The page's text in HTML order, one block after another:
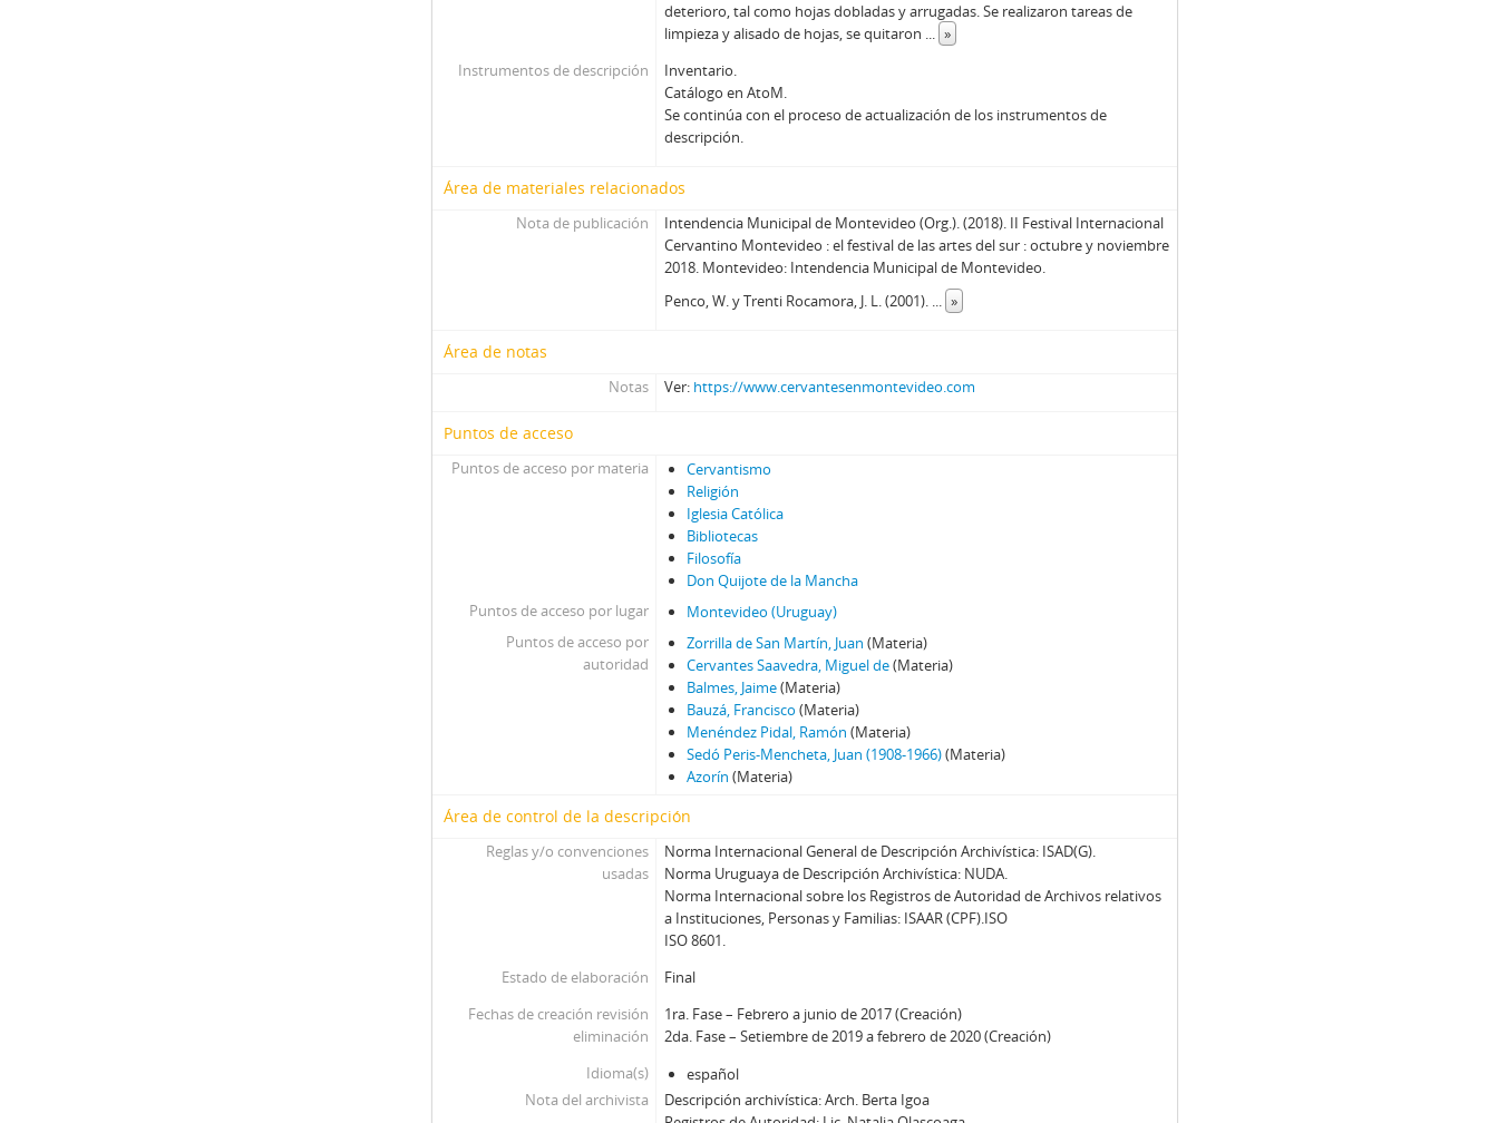
deterioro, tal como hojas dobladas y arrugadas. Se realizaron tareas de
limpieza y alisado de hojas, se quitaron ... »
Instrumentos de descripción
Inventario.
Catálogo en AtoM.
Se continúa con el proceso de actualización de los instrumentos de
descripción.
Área de materiales relacionados
Nota de publicación
Intendencia Municipal de Montevideo (Org.). (2018). II Festival Internacional
Cervantino Montevideo : el festival de las artes del sur : octubre y noviembre
2018. Montevideo: Intendencia Municipal de Montevideo.
Penco, W. y Trenti Rocamora, J. L. (2001). ... »
Área de notas
Notas Ver: https://www.cervantesenmontevideo.com
Puntos de acceso
Puntos de acceso por materia
Cervantismo
Religión
Iglesia Católica
Bibliotecas
Filosofía
Don Quijote de la Mancha
Puntos de acceso por lugar
Montevideo (Uruguay)
Puntos de acceso por
autoridad
Zorrilla de San Martín, Juan (Materia)
Cervantes Saavedra, Miguel de(Materia)
Balmes, Jaime(Materia)
Bauzá, Francisco (Materia)
Menéndez Pidal, Ramón (Materia)
Sedó Peris-Mencheta, Juan (1908-1966)(Materia)
Azorín (Materia)
Área de control de la descripción
Reglas y/o convenciones
usadas
Norma Internacional General de Descripción Archivística: ISAD(G).
Norma Uruguaya de Descripción Archivística: NUDA.
Norma Internacional sobre los Registros de Autoridad de Archivos relativos
a Instituciones, Personas y Familias: ISAAR (CPF).ISO
ISO 8601.
Estado de elaboración
Final
Fechas de creación revisión
eliminación
1ra. Fase – Febrero a junio de 2017 (Creación)
2da. Fase – Setiembre de 2019 a febrero de 2020 (Creación)
Idioma(s)
español
Nota del archivista
Descripción archivística: Arch. Berta Igoa